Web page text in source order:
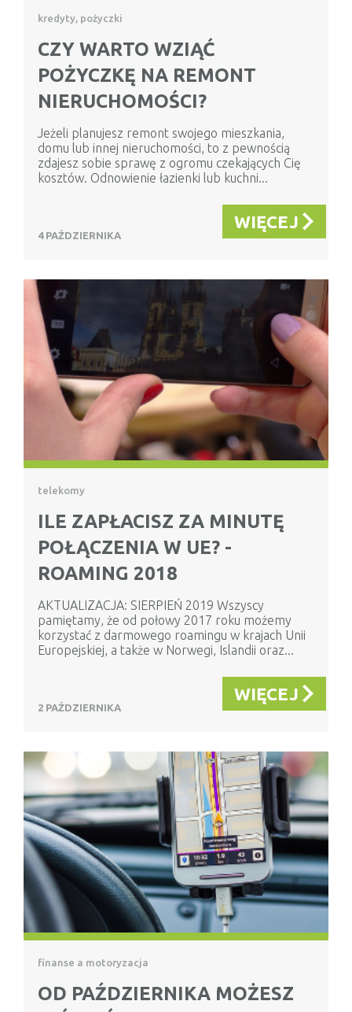
kredyty, pożyczki
CZY WARTO WZIĄĆ
POŻYCZKĘ NA REMONT
NIERUCHOMOŚCI?
Jeżeli planujesz remont swojego mieszkania,
domu lub innej nieruchomości, to z pewnością
zdajesz sobie sprawę z ogromu czekających Cię
kosztów. Odnowienie łazienki lub kuchni...
4 PAŹDZIERNIKA
WIĘCEJ
telekomy
ILE ZAPŁACISZ ZA MINUTĘ
POŁĄCZENIA W UE? -
ROAMING 2018
AKTUALIZACJA: SIERPIEŃ 2019 Wszyscy
pamiętamy, że od połowy 2017 roku możemy
korzystać z darmowego roamingu w krajach Unii
Europejskiej, a także w Norwegi, Islandii oraz...
2 PAŹDZIERNIKA
WIĘCEJ
finanse a motoryzacja
OD PAŹDZIERNIKA MOŻESZ